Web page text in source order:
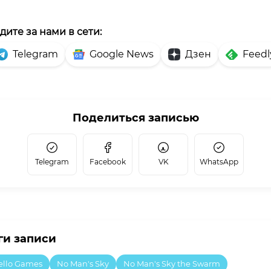
за нами в сети:
Telegram
Google News Дзен
Поделиться записью
Telegram Facebook VK WhatsApp
записи
Games No Man's Sky No Man's Sky the Swarm